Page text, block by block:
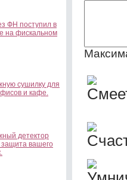
ФН поступил в
на фискальном
сушилку для
и кафе.
детектор
защита вашего